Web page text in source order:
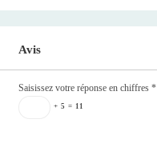
Avis
Saisissez votre réponse en chiffres*
+ 5 = 11